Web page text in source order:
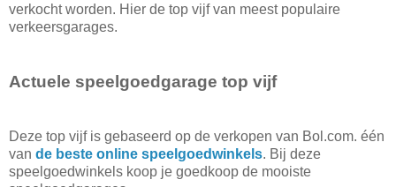
verkocht worden. Hier de top vijf van meest populaire
verkeersgarages.
Actuele speelgoedgarage top vijf
Deze top vijf is gebaseerd op de verkopen van Bol.com. één
van de beste online speelgoedwinkels. Bij deze
speelgoedwinkels koop je goedkoop de mooiste